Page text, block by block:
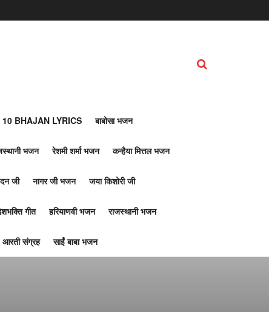
10 BHAJAN LYRICS बाबोसा भजन
भजन रेशमी शर्मा भजन कन्हैया मित्तल भजन
जी नागर जी भजन जया किशोरी जी
गीत हरियाणवी भजन राजस्थानी भजन
आरती संग्रह साईं बाबा भजन